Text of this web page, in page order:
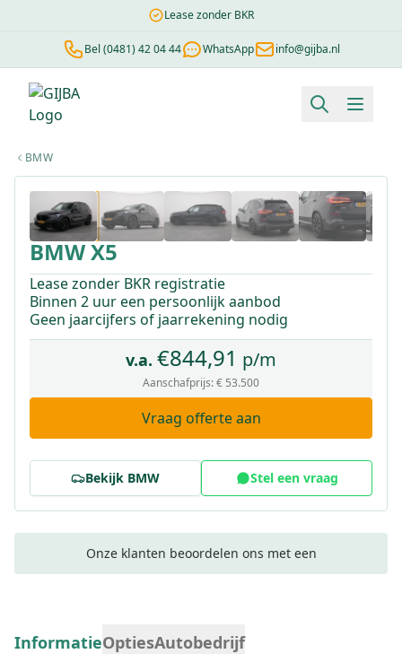
Lease zonder BKR
Bel (0481) 42 04 44 WhatsApp info@gijba.nl
Financial lease berekenen
BMW
BMWX5
Lease zonder BKR registratie
Binnen 2 uur een persoonlijk aanbod
Geen jaarcijfers of jaarrekening nodig
v.a. €844,91 p/m
Aanschafprijs:€ 53.500
Vraag offerte aan
Bekijk BMW Stel een vraag
Onze klanten beoordelen ons met een
InformatieOptiesAutobedrijf